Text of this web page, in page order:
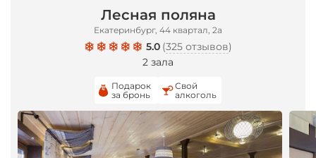
Лесная поляна
Екатеринбург, 44 квартал, 2а
5.0 (325 отзывов)
2 зала
Подарок
за бронь
Свой
алкоголь